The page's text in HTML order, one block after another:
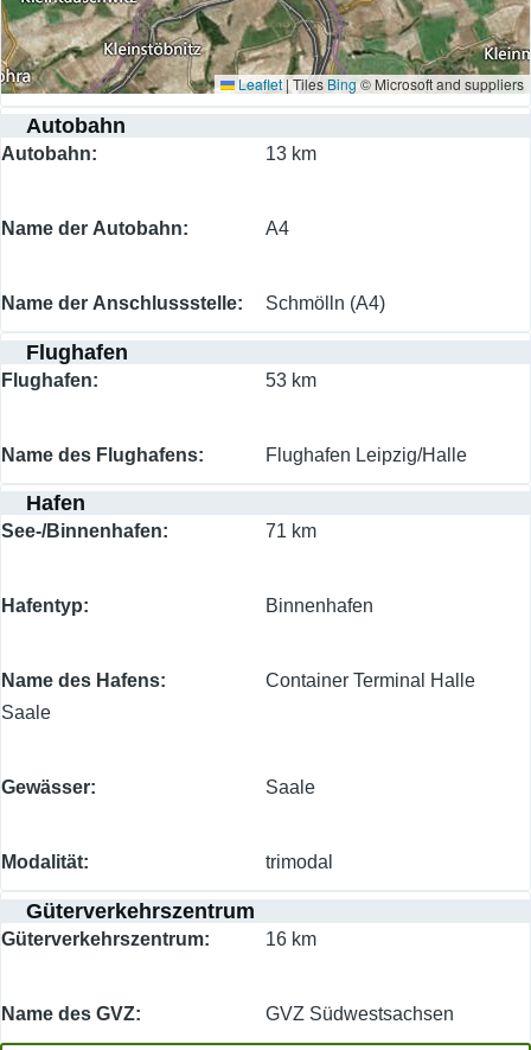
Leaflet |Tiles Bing © Microsoft and suppliers
Autobahn
Autobahn 13 km
Name der Autobahn A4
Name der Anschlussstelle Schmölln (A4)
Flughafen
Flughafen 53 km
Name des Flughafens Flughafen Leipzig/Halle
Hafen
See-/Binnenhafen 71 km
Hafentyp Binnenhafen
Name des Hafens
Container Terminal Halle
Saale
Gewässer Saale
Modalität trimodal
Güterverkehrszentrum
Güterverkehrszentrum 16 km
Name des GVZ GVZ Südwestsachsen